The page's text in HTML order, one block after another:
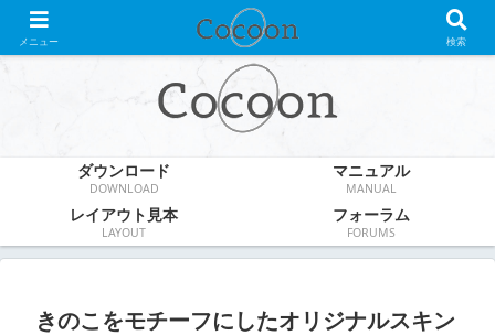
WordPress無料テーマ
ダウンロード
DOWNLOAD
マニュアル
MANUAL
レイアウト見本
LAYOUT
フォーラム
FORUMS
きのこをモチーフにしたオリジナルスキン
メニュー 検索